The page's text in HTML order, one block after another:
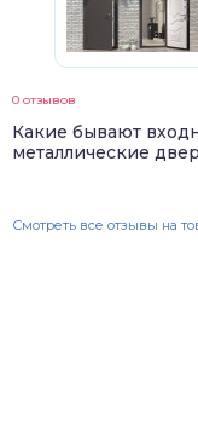
0 отзывов
Какие бывают
металлические
Смотреть все отзывы на